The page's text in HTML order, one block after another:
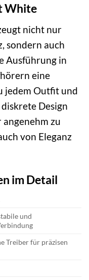
White
nicht nur
sondern auch
Ausführung in
eine
jedem Outfit und
diskrete Design
zu
von Eleganz
im Detail
und
Treiber für präzisen